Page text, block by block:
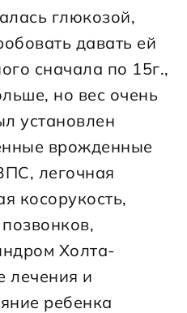
глюкозой,
давать ей
сначала по 15г.,
но вес очень
установлен
врожденные
легочная
косорукость,
Холта-
лечения и
ребенка